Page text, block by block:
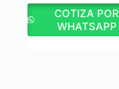
COTIZA POR
WHATSAPP